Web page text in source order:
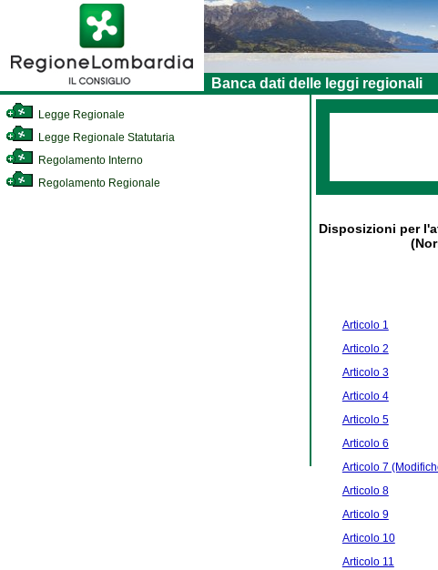
Banca dati delle leggi regionali
Legge Regionale
Legge Regionale Statutaria
Regolamento Interno
Regolamento Regionale
Disposizioni per
Articolo 1
Articolo 2
Articolo 3
Articolo 4
Articolo 5
Articolo 6
Articolo 7
Articolo 8
Articolo 9
Articolo 10
Articolo 11